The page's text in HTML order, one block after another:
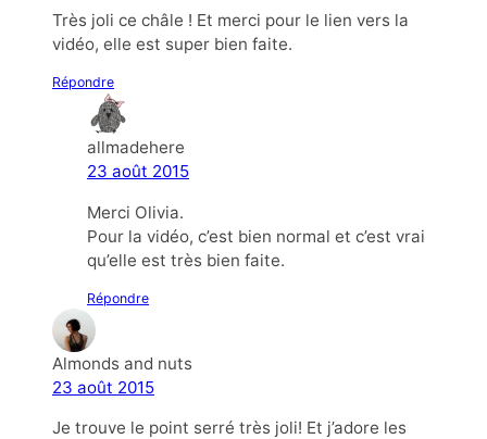
Très joli ce châle ! Et merci pour le lien vers la
vidéo, elle est super bien faite.
Répondre
allmadehere
23 août 2015
Merci Olivia.
Pour la vidéo, c’est bien normal et c’est vrai
qu’elle est très bien faite.
Répondre
Almonds and nuts
23 août 2015
Je trouve le point serré très joli! Et j’adore les